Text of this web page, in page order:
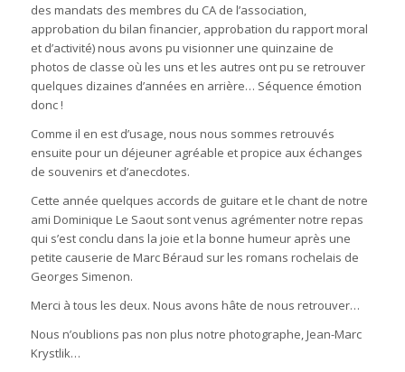
des mandats des membres du CA de l’association,
approbation du bilan financier, approbation du rapport moral
et d’activité) nous avons pu visionner une quinzaine de
photos de classe où les uns et les autres ont pu se retrouver
quelques dizaines d’années en arrière… Séquence émotion
donc !
Comme il en est d’usage, nous nous sommes retrouvés
ensuite pour un déjeuner agréable et propice aux échanges
de souvenirs et d’anecdotes.
Cette année quelques accords de guitare et le chant de notre
ami Dominique Le Saout sont venus agrémenter notre repas
qui s’est conclu dans la joie et la bonne humeur après une
petite causerie de Marc Béraud sur les romans rochelais de
Georges Simenon.
Merci à tous les deux. Nous avons hâte de nous retrouver…
Nous n’oublions pas non plus notre photographe, Jean-Marc
Krystlik…